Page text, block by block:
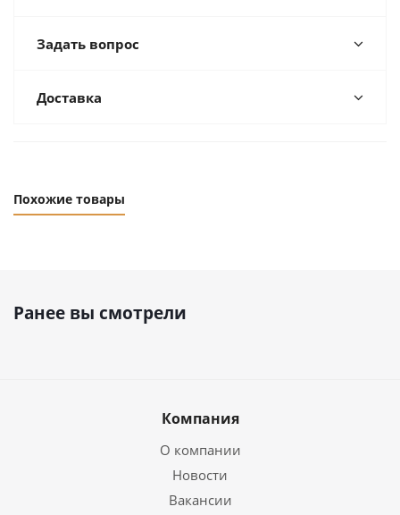
Задать вопрос
Доставка
Похожие товары
Ранее вы смотрели
Компания
О компании
Новости
Вакансии